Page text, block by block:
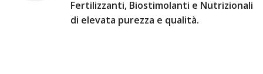
Fertilizzanti, Biostimolanti e Nutrizionali
di elevata purezza e qualità.